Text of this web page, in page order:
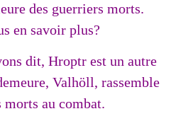
des guerriers morts.
en savoir plus?
dit, Hroptr est un autre
Valhöll, rassemble
morts au combat.